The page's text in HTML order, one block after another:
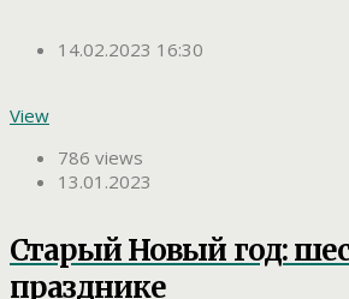
14.02.2023 16:30
View
786 views
13.01.2023
Старый Новый год:
празднике